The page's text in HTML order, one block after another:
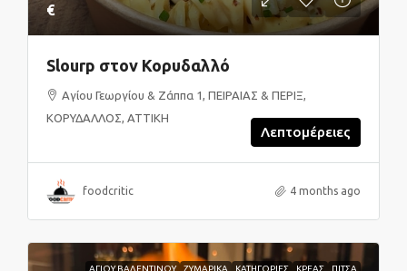
€
Slourp στον Κορυδαλλό
Αγίου Γεωργίου & Ζάππα 1, ΠΕΙΡΑΙΑΣ & ΠΕΡΙΞ,
ΚΟΡΥΔΑΛΛΟΣ, ΑΤΤΙΚΗ
Λεπτομέρειες
foodcritic 4 months ago
ΑΓΙΟΥ ΒΑΛΕΝΤΙΝΟΥ ΖΥΜΑΡΙΚΑ ΚΑΤΗΓΟΡΙΕΣ ΚΡΕΑΣ ΠΙΤΣΑ